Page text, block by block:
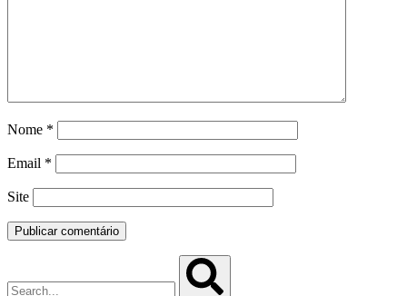
Nome *
Email *
Site